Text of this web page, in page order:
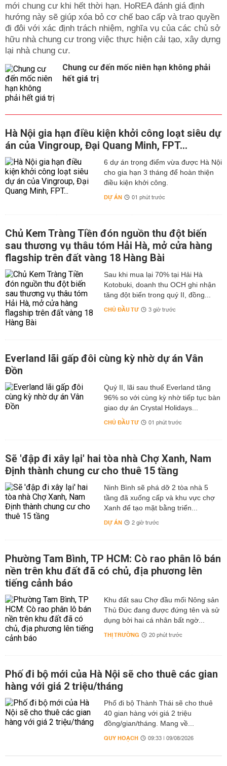
mới chung cư khi hết thời hạn. HoREA đánh giá định
hướng này sẽ giúp xóa bỏ cơ chế bao cấp và trao quyền
đi đôi với xác định trách nhiệm, nghĩa vụ của các chủ sở
hữu nhà chung cư trong việc thực hiện cải tạo, xây dựng
lại nhà chung cư.
Chung cư đến mốc niên hạn không phải
hết giá trị
Hà Nội gia hạn điều kiện khởi công loạt siêu dự
án của Vingroup, Đại Quang Minh, FPT...
6 dự án trọng điểm vừa được Hà Nội
cho gia hạn 3 tháng để hoàn thiện
điều kiện khởi công.
DỰ ÁN 01 phút trước
Chủ Kem Tràng Tiền đón nguồn thu đột biến
sau thương vụ thâu tóm Hải Hà, mở cửa hàng
flagship trên đất vàng 18 Hàng Bài
Sau khi mua lại 70% tại Hải Hà
Kotobuki, doanh thu OCH ghi nhận
tăng đột biến trong quý II, đồng...
CHỦ ĐẦU TƯ 3 giờ trước
Everland lãi gấp đôi cùng kỳ nhờ dự án Vân
Đồn
Quý II, lãi sau thuế Everland tăng
96% so với cùng kỳ nhờ tiếp tục bàn
giao dự án Crystal Holidays...
CHỦ ĐẦU TƯ 01 phút trước
Sẽ 'đập đi xây lại' hai tòa nhà Chợ Xanh, Nam
Định thành chung cư cho thuê 15 tầng
Ninh Bình sẽ phá dỡ 2 tòa nhà 5
tầng đã xuống cấp và khu vực chợ
Xanh để tạo mặt bằng triển...
DỰ ÁN 2 giờ trước
Phường Tam Bình, TP HCM: Cò rao phân lô bán
nền trên khu đất đã có chủ, địa phương lên
tiếng cảnh báo
Khu đất sau Chợ đầu mối Nông sản
Thủ Đức đang được đứng tên và sử
dụng bởi hai cá nhân bất ngờ...
THỊ TRƯỜNG 20 phút trước
Phố đi bộ mới của Hà Nội sẽ cho thuê các gian
hàng với giá 2 triệu/tháng
Phố đi bộ Thành Thái sẽ cho thuê
40 gian hàng với giá 2 triệu
đồng/gian/tháng. Mang về...
QUY HOẠCH 09:33 | 09/08/2026